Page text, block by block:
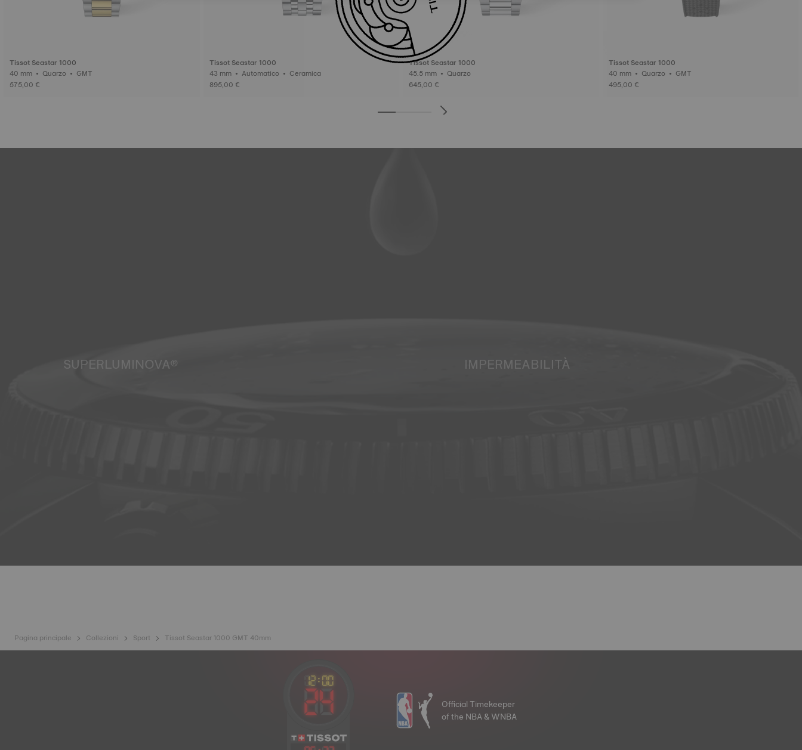
Tissot Seastar 1000
40 mm • Quarzo • GMT
575,00 €
Tissot Seastar 1000
43 mm • Automatico • Ceramica
895,00 €
Tissot Seastar 1000
45.5 mm • Quarzo
645,00 €
Tissot Seastar 1000
40 mm • Quarzo • GMT
495,00 €
SUPERLUMINOVA® IMPERMEABILITÀ
Pagina principale Collezioni Sport Tissot Seastar 1000 GMT 40mm
Official Timekeeper
of the NBA & WNBA